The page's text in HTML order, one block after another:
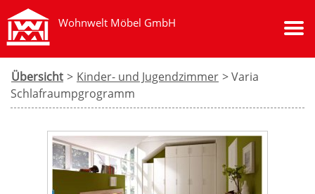
Wohnwelt Möbel GmbH
Übersicht > Kinder- und Jugendzimmer > Varia
Schlafraumpgrogramm